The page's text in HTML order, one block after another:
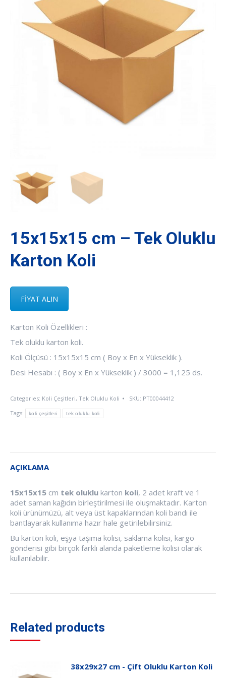
15x15x15 cm – Tek Oluklu
Karton Koli
FİYAT ALIN
Karton Koli Özellikleri :
Tek oluklu karton koli.
Koli Ölçüsü : 15x15x15 cm ( Boy x En x Yükseklik ).
Desi Hesabı : ( Boy x En x Yükseklik ) / 3000 = 1,125 ds.
Categories: Koli Çeşitleri, Tek Oluklu Koli SKU: PT00044412
Tags:
koli çeşitleri tek oluklu koli
AÇIKLAMA
15x15x15 cm tek oluklu karton koli, 2 adet kraft ve 1
adet saman kağıdın birleştirilmesi ile oluşmaktadır. Karton
koli ürünümüzü, alt veya üst kapaklarından koli bandı ile
bantlayarak kullanıma hazır hale getirilebilirsiniz.
Bu karton koli, eşya taşıma kolisi, saklama kolisi, kargo
gönderisi gibi birçok farklı alanda paketleme kolisi olarak
kullanılabilir.
Related products
38x29x27 cm - Çift Oluklu Karton Koli